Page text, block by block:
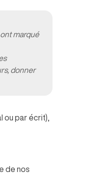
marqué
donner
ou par écrit),
de nos